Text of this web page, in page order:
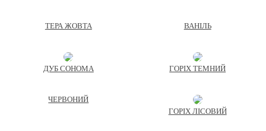
ТЕРА ЖОВТА ВАНІЛЬ
ДУБ СОНОМА ГОРІХ ТЕМНИЙ
ЧЕРВОНИЙ
ГОРІХ ЛІСОВИЙ